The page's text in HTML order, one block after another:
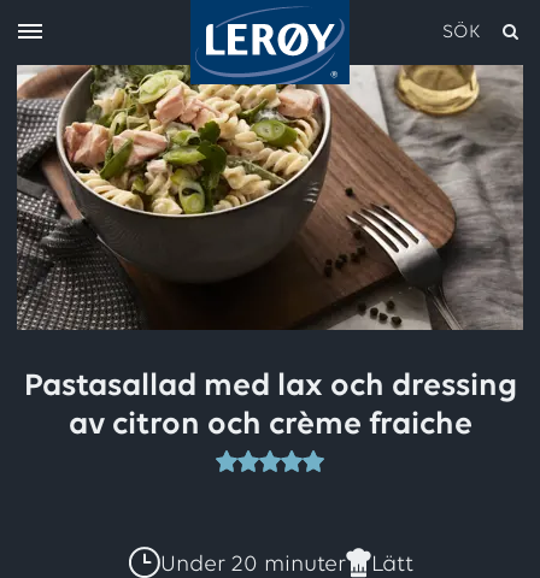
SÖK
Pastasallad med lax och dressing
av citron och crème fraiche
Detta
har
Under 20 minuter Lätt